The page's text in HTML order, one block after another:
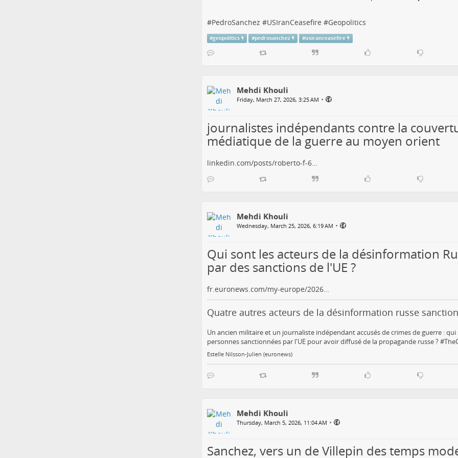
#PedroSanchez #USIranCeasefire #Geopolitics
#geopolitics #pedrosanchez #usiranceasefire
Mehdi Khouli
Friday, March 27, 2026, 3:25 AM •
journalistes indépendants contre la
médiatique de la guerre au moyen orient
linkedin.com/posts/roberto-f-6…
Mehdi Khouli
Wednesday, March 25, 2026, 6:19 AM •
Qui sont les acteurs de la désinformation
par des sanctions de l'UE ?
fr.euronews.com/my-europe/2026…
Quatre autres acteurs de la désinformation russe
Un ancien militaire et un journaliste indépendant accusés de crimes de guerre :
personnes sanctionnées par l'UE pour avoir diffusé de la propagande russe ?
Estelle Nilsson-Julien (euronews)
Mehdi Khouli
Thursday, March 5, 2026, 11:04 AM •
Sanchez, vers un de Villepin des temps